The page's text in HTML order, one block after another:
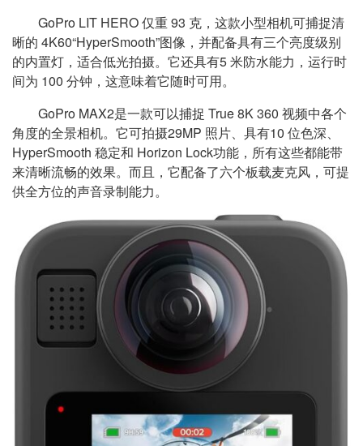
GoPro LIT HERO 仅重 93 克，这款小型相机可捕捉清
晰的 4K60“HyperSmooth”图像，并配备具有三个亮度级别
的内置灯，适合低光拍摄。它还具有5 米防水能力，运行时
间为 100 分钟，这意味着它随时可用。
GoPro MAX2是一款可以捕捉 True 8K 360 视频中各个
角度的全景相机。它可拍摄29MP 照片、具有10 位色深、
HyperSmooth 稳定和 Horizon Lock功能，所有这些都能带
来清晰流畅的效果。而且，它配备了六个板载麦克风，可提
供全方位的声音录制能力。